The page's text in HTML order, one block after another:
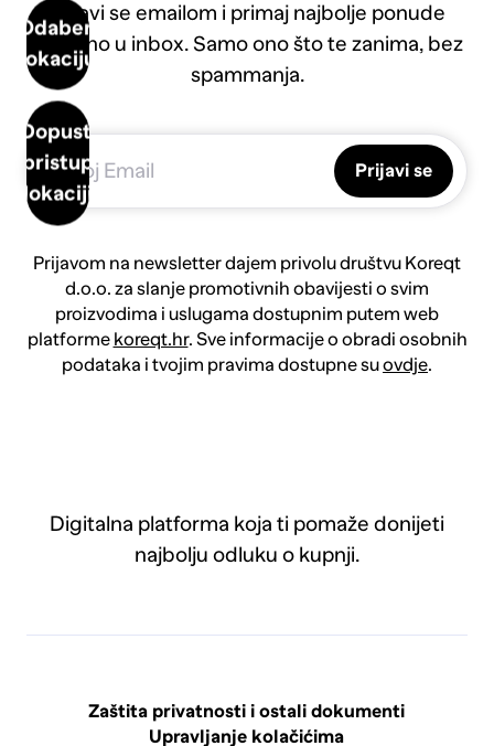
Odaberi
lokaciju
Dopusti
pristup
lokaciji
Prijavi se emailom i primaj najbolje ponude
direktno u inbox. Samo ono što te zanima, bez
spammanja.
Prijavi se
Prijavom na newsletter dajem privolu društvu Koreqt
d.o.o. za slanje promotivnih obavijesti o svim
proizvodima i uslugama dostupnim putem web
platforme koreqt.hr. Sve informacije o obradi osobnih
podataka i tvojim pravima dostupne suovdje.
Digitalna platforma koja ti pomaže donijeti
najbolju odluku o kupnji.
Zaštita privatnosti i ostali dokumenti
Upravljanje kolačićima